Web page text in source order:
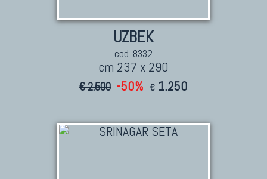
UZBEK
cod. 8332
cm 237 x 290
€ 2.500 -50% € 1.250